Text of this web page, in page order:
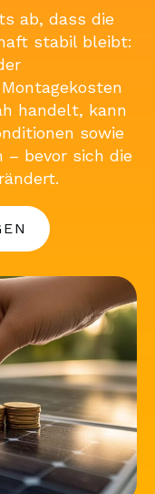
ab, dass die
stabil bleibt:
handelt, kann
sowie
– bevor sich die